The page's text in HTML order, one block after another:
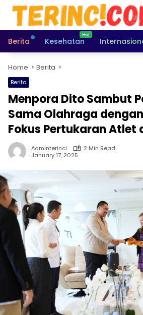
Skip
content
Berita
Kesehatan
Home Berita
Berita
Menpora Dito Sambut
Sama Olahraga
Fokus Pertukaran Atlet
Adminterinci
2 Min Read
January 17, 2025